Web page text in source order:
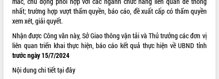
nhất; trường hợp vượt thẩm quyền, báo cáo, đề xuất cấp có thẩm quyền
xem xét, giải quyết.
Nhận được Công văn này, Sở Giao thông vận tải và Thủ trưởng các đơn vị
liên quan triển khai thực hiện, báo cáo kết quả thực hiện về UBND tỉnh
trước ngày 15/7/2024
Nội dung chi tiếttại đây